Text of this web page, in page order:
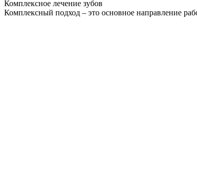
Комплексное лечение зубов
Комплексный подход – это основное направление